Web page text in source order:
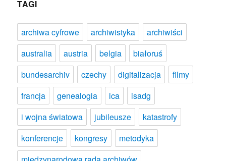
TAGI
archiwa cyfrowe archiwistyka
archiwiści
australia
austria belgia
białoruś
bundesarchiv
czechy digitalizacja
filmy
francja
genealogia ica
isadg
i wojna światowa
jubileusze
katastrofy
konferencje
kongresy
metodyka